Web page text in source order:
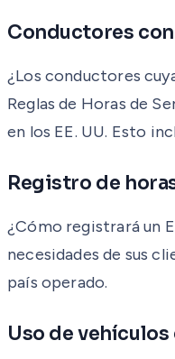
Conductores con
¿Los conductores
Reglas de Horas de
en los EE. UU. Esto
Registro de
¿Cómo registrará un
necesidades de sus
país operado.
Uso de